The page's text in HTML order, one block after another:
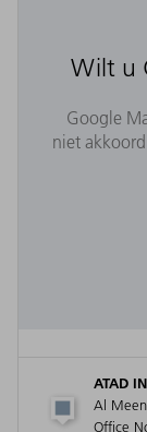
Wilt u
Google
niet
ATAD
Al
Office